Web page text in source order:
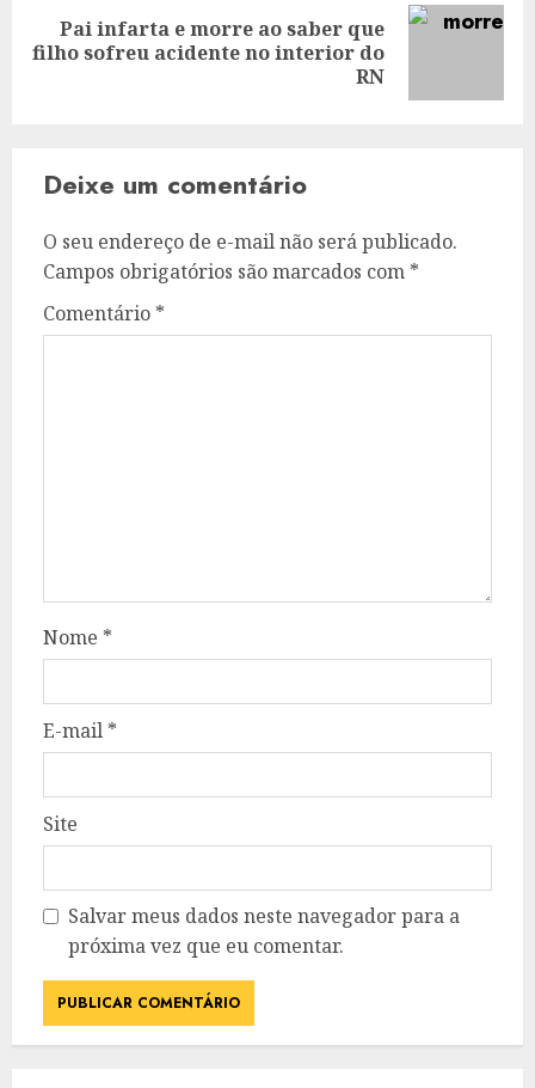
Next
Pai infarta e morre ao saber que
filho sofreu acidente no interior do
RN
Deixe um comentário
O seu endereço de e-mail não será publicado.
Campos obrigatórios são marcados com *
Comentário *
Nome *
E-mail *
Site
Salvar meus dados neste navegador para a
próxima vez que eu comentar.